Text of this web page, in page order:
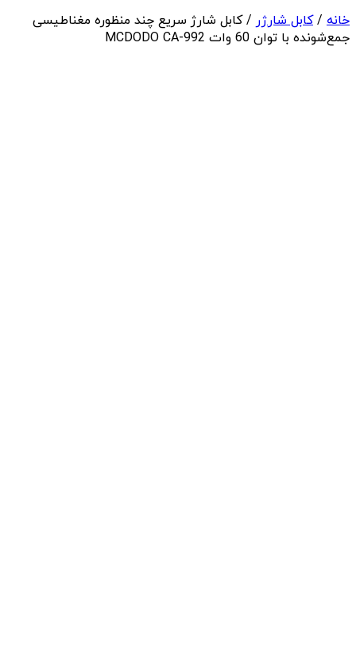
خانه /کابل شارژر / کابل شارژ سریع چند منظوره مغناطیسی
جمع‌شونده با توان 60 وات MCDODO CA-992